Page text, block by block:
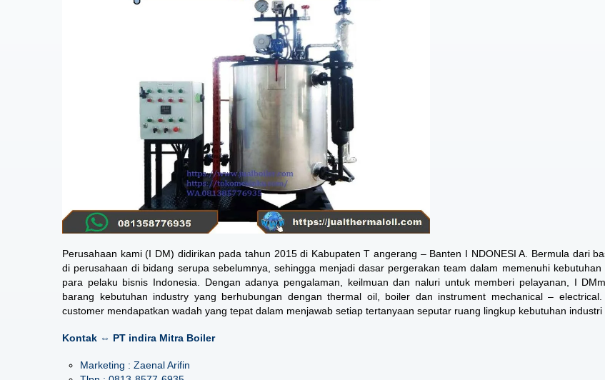
Perusahaan kami (I DM) didirikan pada tahun 2015 di Kabupaten T angerang – Banten I NDONESI A. Bermula dari
di perusahaan di bidang serupa sebelumnya, sehingga menjadi dasar pergerakan team dalam memenuhi kebutuhan
para pelaku bisnis Indonesia. Dengan adanya pengalaman, keilmuan dan naluri untuk memberi pelayanan, I
barang kebutuhan industry yang berhubungan dengan thermal oil, boiler dan instrument mechanical –
customer mendapatkan wadah yang tepat dalam menjawab setiap tertanyaan seputar ruang lingkup kebutuhan industri
Kontak ⇔ PT indira Mitra Boiler
Marketing : Zaenal Arifin